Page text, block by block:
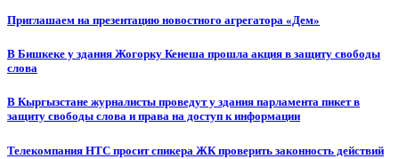
Приглашаем на презентацию новостного агрегатора «Дем»
В Бишкеке у здания Жогорку Кенеша прошла акция в защиту свободы
слова
В Кыргызстане журналисты проведут у здания парламента пикет в
защиту свободы слова и права на доступ к информации
Телекомпания НТС просит спикера ЖК проверить законность действий